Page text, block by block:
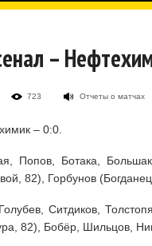
–
723 Отчеты о матчах
– 0:0.
Попов, Ботака,
82), Горбунов
Голубев, Ситдиков,
82), Бобёр, Шильцов,